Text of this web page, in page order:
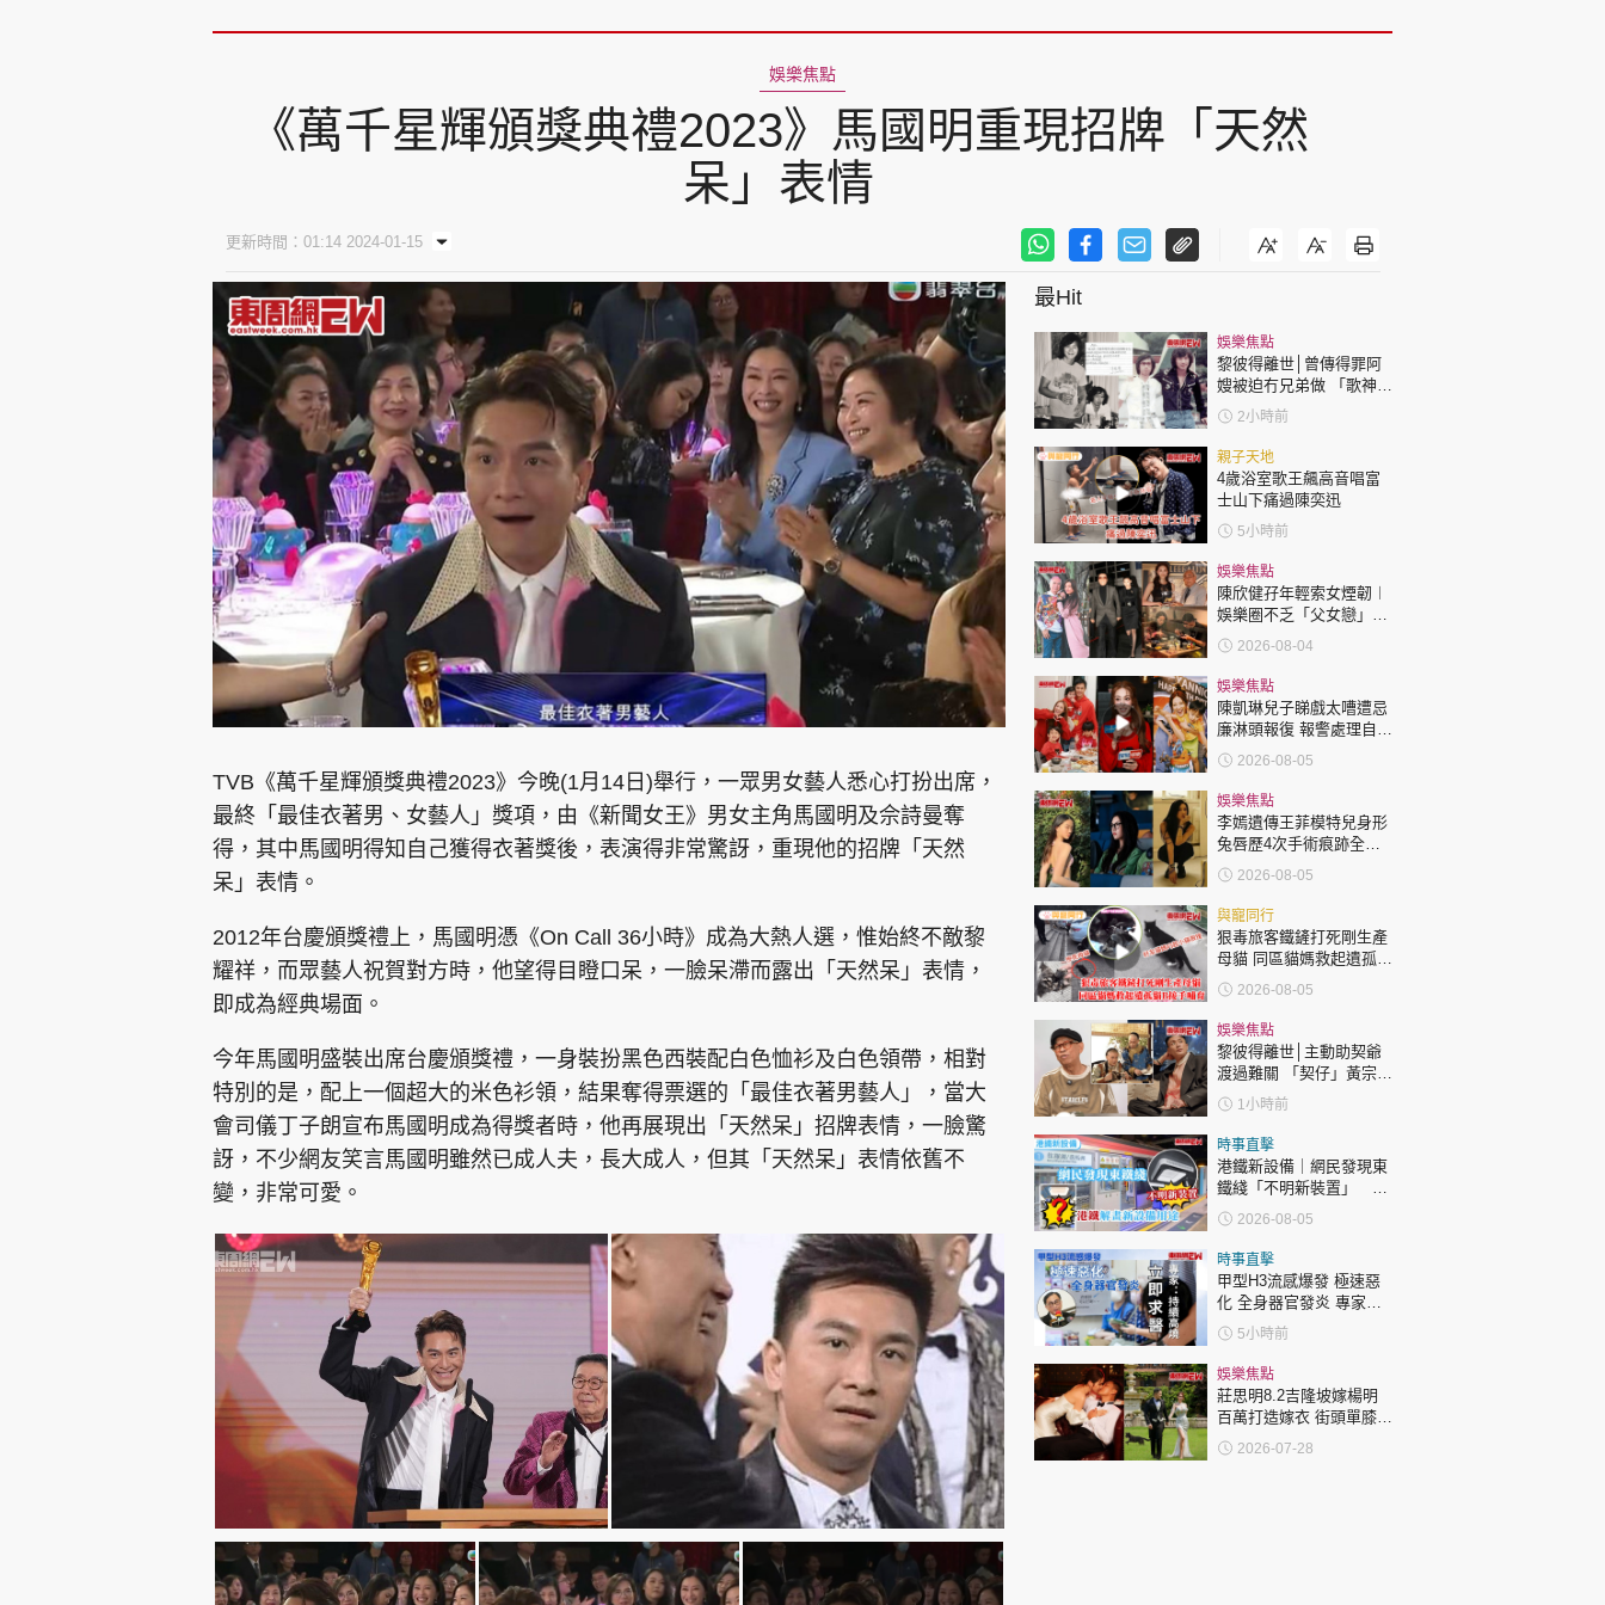
娛樂焦點
《萬千星輝頒獎典禮2023》馬國明重現招牌「天然
呆」表情
更新時間：01:14 2024-01-15
TVB《萬千星輝頒獎典禮2023》今晚(1月14日)舉行，一眾男女藝人悉心打扮出席，
最終「最佳衣著男、女藝人」獎項，由《新聞女王》男女主角馬國明及佘詩曼奪
得，其中馬國明得知自己獲得衣著獎後，表演得非常驚訝，重現他的招牌「天然
呆」表情。
2012年台慶頒獎禮上，馬國明憑《On Call 36小時》成為大熱人選，惟始終不敵黎
耀祥，而眾藝人祝賀對方時，他望得目瞪口呆，一臉呆滯而露出「天然呆」表情，
即成為經典場面。
今年馬國明盛裝出席台慶頒獎禮，一身裝扮黑色西裝配白色恤衫及白色領帶，相對
特別的是，配上一個超大的米色衫領，結果奪得票選的「最佳衣著男藝人」，當大
會司儀丁子朗宣布馬國明成為得獎者時，他再展現出「天然呆」招牌表情，一臉驚
訝，不少網友笑言馬國明雖然已成人夫，長大成人，但其「天然呆」表情依舊不
變，非常可愛。
最Hit
娛樂焦點
黎彼得離世│曾傳得罪阿
嫂被迫冇兄弟做 「歌神」
許冠傑親筆撰寫悼念忘友
2小時前
親子天地
4歲浴室歌王飆高音唱富
士山下痛過陳奕迅
5小時前
娛樂焦點
陳欣健孖年輕索女煙韌︱
娛樂圈不乏「父女戀」
「爺孫戀」 年齡差距最大
達51歲 最受矚目有李龍
基謝賢
2026-08-04
娛樂焦點
陳凱琳兒子睇戲太嘈遭忌
廉淋頭報復 報警處理自責
護子不力 歐錦棠陳倩揚齊
表態「媽媽有責任」
2026-08-05
娛樂焦點
李嫣遺傳王菲模特兒身形
兔唇歷4次手術痕跡全消
變身美少女顏值升級
2026-08-05
與寵同行
狠毒旅客鐵鏟打死剛生產
母貓 同區貓媽救起遺孤貓
B接手哺育
2026-08-05
娛樂焦點
黎彼得離世│主動助契爺
渡過難關 「契仔」黃宗
澤：他的笑聲同精神永遠
陪伴住大家！
1小時前
時事直擊
港鐵新設備｜網民發現東
鐵綫「不明新裝置」 港
鐵解畫新設備用途
2026-08-05
時事直擊
甲型H3流感爆發 極速惡
化 全身器官發炎 專家：
持續高燒要立即求醫
5小時前
娛樂焦點
莊思明8.2吉隆坡嫁楊明
百萬打造嫁衣 街頭單膝下
跪求婚感驚喜
2026-07-28